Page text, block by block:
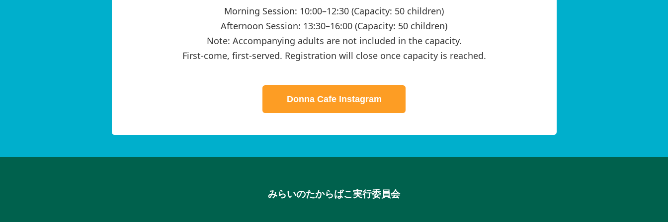
Morning Session: 10:00–12:30 (Capacity: 50 children)
Afternoon Session: 13:30–16:00 (Capacity: 50 children)
Note: Accompanying adults are not included in the capacity.
First-come, first-served. Registration will close once capacity is reached.
Donna Cafe Instagram
みらいのたからばこ実行委員会